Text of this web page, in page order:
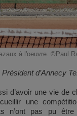
à l'oeuvre. ©Paul
d’Annecy
d’avoir une vie de
une
n’ont pas pu